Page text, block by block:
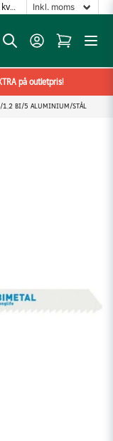
på outletpris!
1,2 BI/5 ALUMINIUM/STÅL